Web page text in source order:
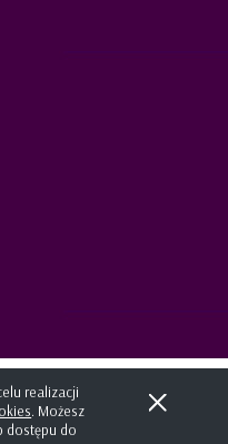
realizacji
. Możesz
dostępu do
i młodzieży
Sklep internetowy SHOPLO